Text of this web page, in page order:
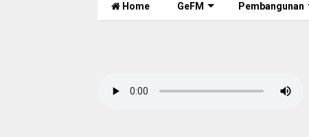
Home GeFM Pembangunan